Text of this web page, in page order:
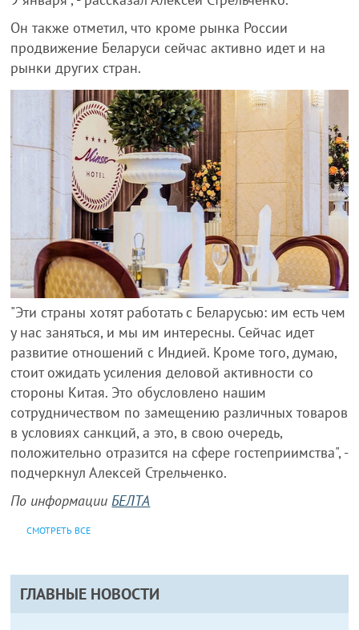
ГЛАВНЫЕ НОВОСТИ
Он также отметил, что кроме рынка России
продвижение Беларуси сейчас активно идет и на
рынки других стран.
"Эти страны хотят работать с Беларусью: им есть чем
у нас заняться, и мы им интересны. Сейчас идет
развитие отношений с Индией. Кроме того, думаю,
стоит ожидать усиления деловой активности со
стороны Китая. Это обусловлено нашим
сотрудничеством по замещению различных товаров
в условиях санкций, а это, в свою очередь,
положительно отразится на сфере гостеприимства", -
подчеркнул Алексей Стрельченко.
По информацииБЕЛТА
СМОТРЕТЬ ВСЕ